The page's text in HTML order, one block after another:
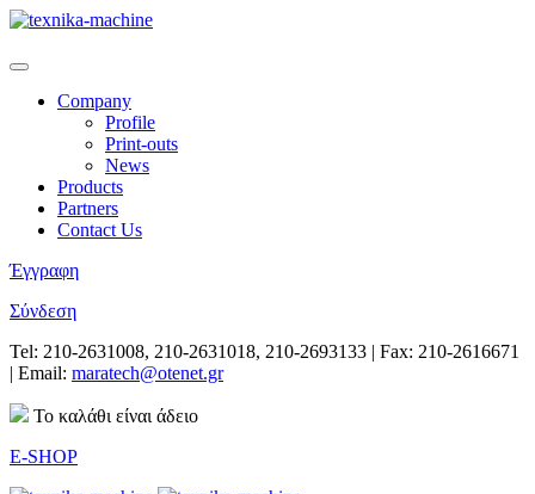
Company
Profile
Print-outs
News
Products
Partners
Contact Us
Έγγραφη
Σύνδεση
Tel: 210-2631008, 210-2631018, 210-2693133 | Fax: 210-2616671
| Email: maratech@otenet.gr
Το καλάθι είναι άδειο
E-SHOP